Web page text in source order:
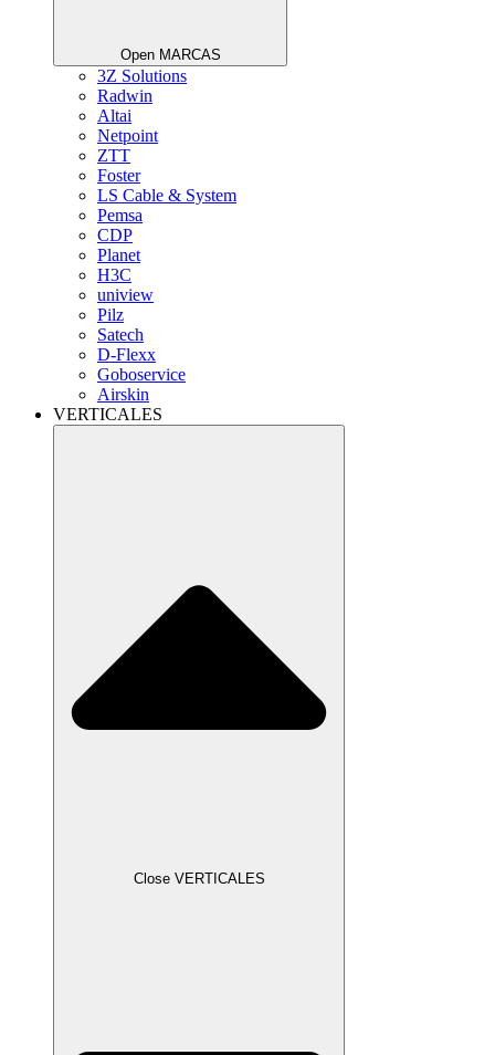
Open MARCAS
3Z Solutions
Radwin
Altai
Netpoint
ZTT
Foster
LS Cable & System
Pemsa
CDP
Planet
H3C
uniview
Pilz
Satech
D-Flexx
Goboservice
Airskin
VERTICALES
Close VERTICALES